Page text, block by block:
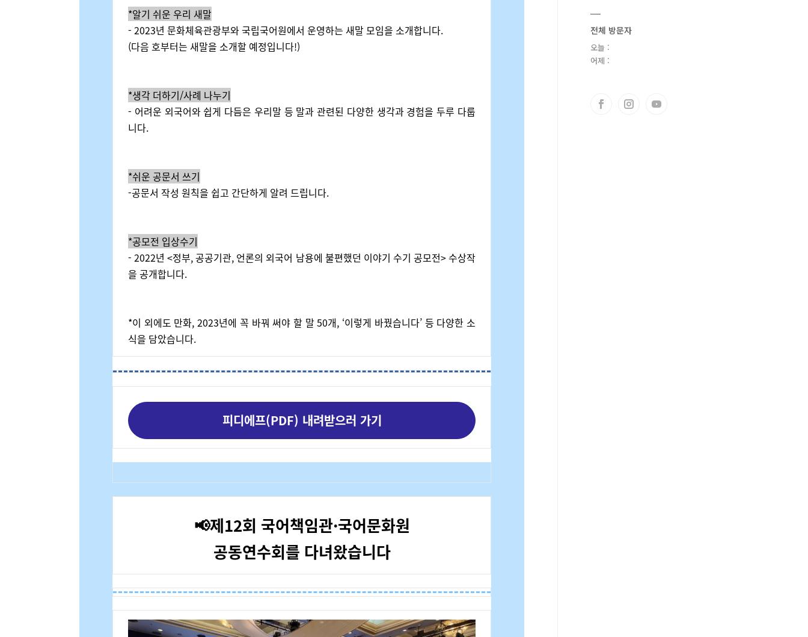
*알기 쉬운 우리 새말
- 2023년 문화체육관광부와 국립국어원에서 운영하는 새말 모임을 소개합니다.
(다음 호부터는 새말을 소개할 예정입니다!)
*생각 더하기/사례 나누기
- 어려운 외국어와 쉽게 다듬은 우리말 등 말과 관련된 다양한 생각과 경험을 두루 다룹
니다.
*쉬운 공문서 쓰기
-공문서 작성 원칙을 쉽고 간단하게 알려 드립니다.
*공모전 입상수기
- 2022년 <정부, 공공기관, 언론의 외국어 남용에 불편했던 이야기 수기 공모전> 수상작
을 공개합니다.
*이 외에도 만화, 2023년에 꼭 바꿔 써야 할 말 50개, ‘이렇게 바꿨습니다’ 등 다양한 소
식을 담았습니다.
피디에프(PDF) 내려받으러 가기
📢제12회 국어책임관·국어문화원
공동연수회를 다녀왔습니다
전체 방문자
오늘 :
어제 :